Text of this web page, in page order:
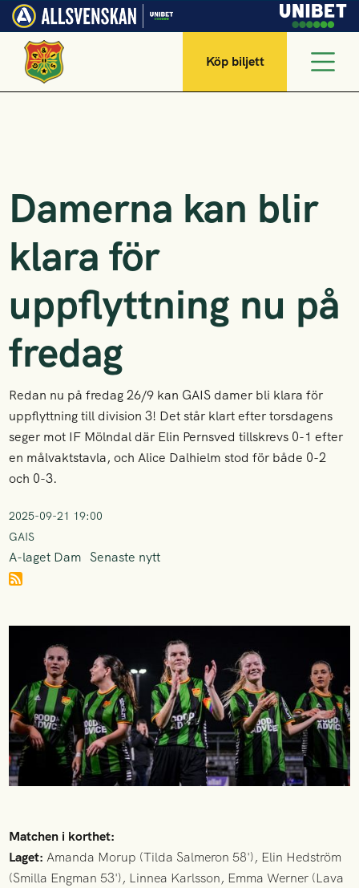
Köp biljett
Damerna kan blir
klara för
uppflyttning nu på
fredag
Redan nu på fredag 26/9 kan GAIS damer bli klara för
uppflyttning till division 3! Det står klart efter torsdagens
seger mot IF Mölndal där Elin Pernsved tillskrevs 0-1 efter
en målvaktstavla, och Alice Dalhielm stod för både 0-2
och 0-3.
2025-09-21 19:00
GAIS
A-laget Dam Senaste nytt
Matchen i korthet:
Laget: Amanda Morup (Tilda Salmeron 58'), Elin Hedström
(Smilla Engman 53'), Linnea Karlsson, Emma Werner (Lava